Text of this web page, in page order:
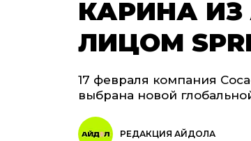
КАРИНА ИЗ
ЛИЦОМ
17 февраля компания
выбрана новой
РЕДАКЦИЯ АЙДОЛА